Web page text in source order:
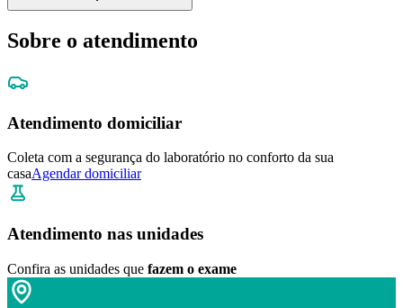
Sobre o atendimento
Atendimento domiciliar
Coleta com a segurança do laboratório no conforto da sua
casaAgendar domiciliar
Atendimento nas unidades
Confira as unidades que fazem o exame